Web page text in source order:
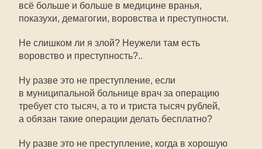
всё больше и больше в медицине вранья,
показухи, демагогии, воровства и преступности.
Не слишком ли я злой? Неужели там есть
воровство и преступность?..
Ну разве это не преступление, если
в муниципальной больнице врач за операцию
требует сто тысяч, а то и триста тысяч рублей,
а обязан такие операции делать бесплатно?
Ну разве это не преступление, когда в хорошую